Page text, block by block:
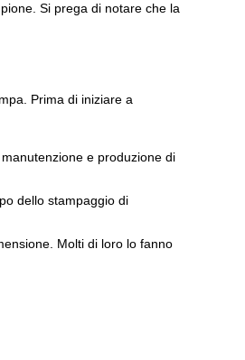
Si prega di notare che la
Prima di iniziare a
e produzione di
dello stampaggio di
Molti di loro lo fanno